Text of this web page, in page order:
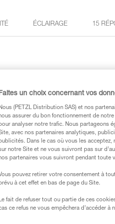
ÉCLAIRAGE 15
à la
un choix concernant vos
(PETZL Distribution SAS) et nos
assurer du bon fonctionnement de
analyser notre trafic. Nous partageons
avec nos partenaires analytiques,
Dans le cas où vous les
notre Site et ne vous suivront pas sur
partenaires vous suivront pendant toute
pouvez retirer votre consentement à
à cet effet en bas de page du Site.
fait de refuser tout ou partie de ces
ce refus ne vous empêchera d’accéder à